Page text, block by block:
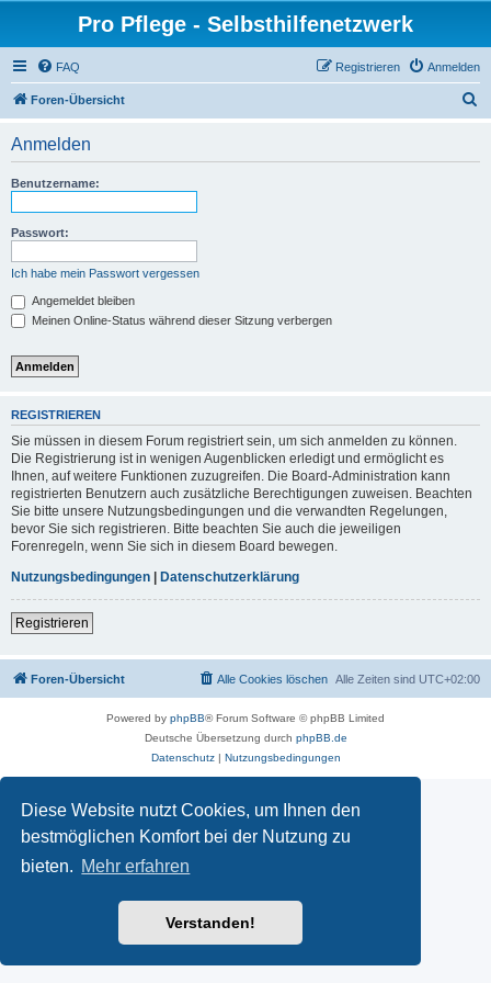
Diese Website nutzt Cookies, um Ihnen den
bestmöglichen Komfort bei der Nutzung zu
bieten. Mehr erfahren
Verstanden!
Pro Pflege - Selbsthilfenetzwerk
FAQ Anmelden
Registrieren
Foren-Übersicht
Anmelden
Benutzername:
Passwort:
Ich habe mein Passwort vergessen
Angemeldet bleiben
Meinen Online-Status während dieser Sitzung verbergen
REGISTRIEREN
Sie müssen in diesem Forum registriert sein, um sich anmelden zu können.
Die Registrierung ist in wenigen Augenblicken erledigt und ermöglicht es
Ihnen, auf weitere Funktionen zuzugreifen. Die Board-Administration kann
registrierten Benutzern auch zusätzliche Berechtigungen zuweisen. Beachten
Sie bitte unsere Nutzungsbedingungen und die verwandten Regelungen,
bevor Sie sich registrieren. Bitte beachten Sie auch die jeweiligen
Forenregeln, wenn Sie sich in diesem Board bewegen.
Nutzungsbedingungen | Datenschutzerklärung
Registrieren
Foren-Übersicht Alle Zeiten sind UTC+02:00
Alle Cookies löschen
Powered by phpBB® Forum Software © phpBB Limited
Deutsche Übersetzung durch phpBB.de
Datenschutz| Nutzungsbedingungen